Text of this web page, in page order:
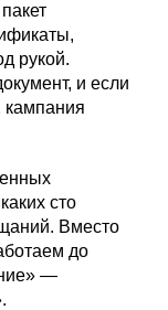
рукой.
и если
кампания
сто
Вместо
до
—